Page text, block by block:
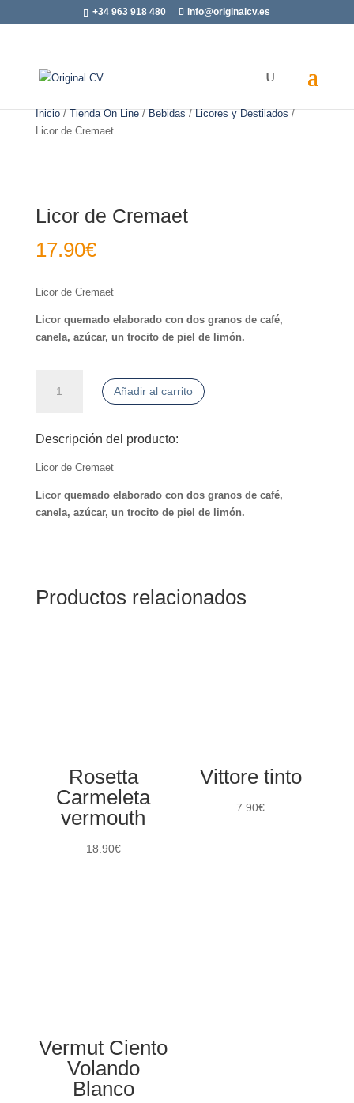
+34 963 918 480 info@originalcv.es
Inicio/Tienda On Line/Bebidas/Licores y Destilados/
Licor de Cremaet
Licor de Cremaet
17.90€
Licor de Cremaet
Licor quemado elaborado con dos granos de café,
canela, azúcar, un trocito de piel de limón.
Añadir al carrito
Descripción del producto:
Licor de Cremaet
Licor quemado elaborado con dos granos de café,
canela, azúcar, un trocito de piel de limón.
Productos relacionados
Rosetta
Carmeleta
vermouth
18.90€
Vittore tinto
7.90€
Vermut Ciento
Volando
Blanco